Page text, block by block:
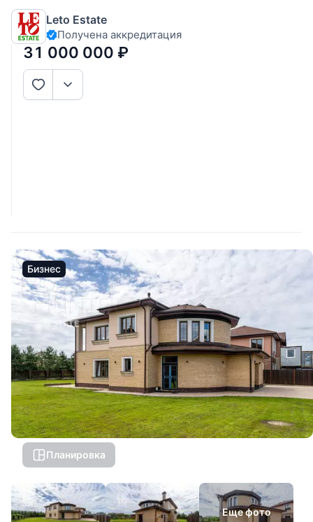
из керамического кирпича, отделан снаружи декоративной
плиткой. Установлены дорогие деревянные стеклопакеты,
кровля покрыта мягкой черепицей. Все центральные
Leto Estate
Получена аккредитация
31 000 000 ₽
Бизнес
Планировка
Еще фото